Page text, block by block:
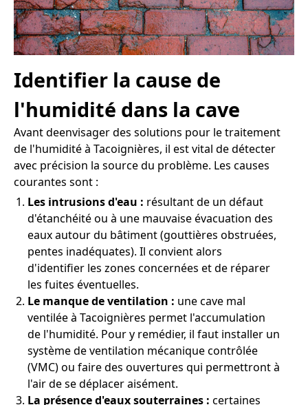
Identifier la cause de
l'humidité dans la cave
Avant deenvisager des solutions pour le traitement
de l'humidité à Tacoignières, il est vital de détecter
avec précision la source du problème. Les causes
courantes sont :
Les intrusions d'eau : résultant de un défaut
d'étanchéité ou à une mauvaise évacuation des
eaux autour du bâtiment (gouttières obstruées,
pentes inadéquates). Il convient alors
d'identifier les zones concernées et de réparer
les fuites éventuelles.
Le manque de ventilation : une cave mal
ventilée à Tacoignières permet l'accumulation
de l'humidité. Pour y remédier, il faut installer un
système de ventilation mécanique contrôlée
(VMC) ou faire des ouvertures qui permettront à
l'air de se déplacer aisément.
La présence d'eaux souterraines : certaines